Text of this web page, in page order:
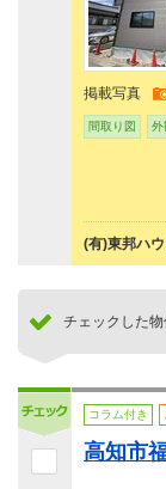
掲載写真
間取り図 外
(有)東邦ハ
チェックした物
コラム付き
高知市